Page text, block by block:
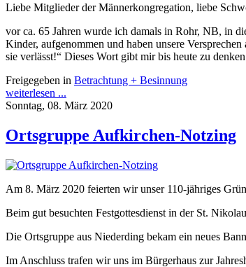
Liebe Mitglieder der Männerkongregation, liebe
vor ca. 65 Jahren wurde ich damals in Rohr, NB, in
Kinder, aufgenommen und haben unsere
sie verlässt!“ Dieses Wort gibt mir bis heute zu
Freigegeben in Betrachtung + Besinnung
weiterlesen ...
Sonntag, 08. März 2020
Ortsgruppe Aufkirchen-Notzing
Am 8. März 2020 feierten wir unser 110-jähriges
Beim gut besuchten Festgottesdienst in der St.
Die Ortsgruppe aus Niederding bekam ein neues
Im Anschluss trafen wir uns im Bürgerhaus zur